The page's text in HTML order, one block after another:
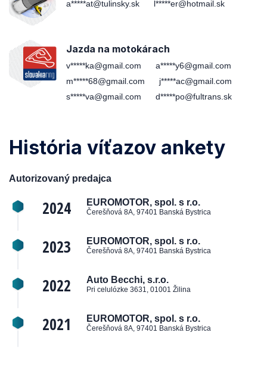
a*****at@tulinsky.sk l*****er@hotmail.sk
Jazda na motokárach
v*****ka@gmail.com
a*****y6@gmail.com
m*****68@gmail.com
j*****ac@gmail.com
s*****va@gmail.com
d*****po@fultrans.sk
História víťazov ankety
Autorizovaný predajca
2024 EUROMOTOR, spol. s r.o.
Čerešňová 8A, 97401 Banská Bystrica
2023 EUROMOTOR, spol. s r.o.
Čerešňová 8A, 97401 Banská Bystrica
2022 Auto Becchi, s.r.o.
Pri celulózke 3631, 01001 Žilina
2021 EUROMOTOR, spol. s r.o.
Čerešňová 8A, 97401 Banská Bystrica